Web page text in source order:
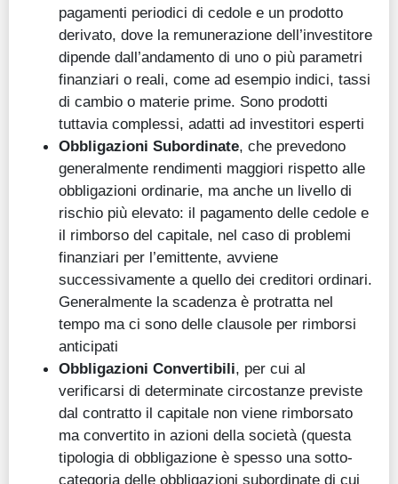
pagamenti periodici di cedole e un prodotto
derivato, dove la remunerazione dell’investitore
dipende dall’andamento di uno o più parametri
finanziari o reali, come ad esempio indici, tassi
di cambio o materie prime. Sono prodotti
tuttavia complessi, adatti ad investitori esperti
Obbligazioni Subordinate, che prevedono
generalmente rendimenti maggiori rispetto alle
obbligazioni ordinarie, ma anche un livello di
rischio più elevato: il pagamento delle cedole e
il rimborso del capitale, nel caso di problemi
finanziari per l’emittente, avviene
successivamente a quello dei creditori ordinari.
Generalmente la scadenza è protratta nel
tempo ma ci sono delle clausole per rimborsi
anticipati
Obbligazioni Convertibili, per cui al
verificarsi di determinate circostanze previste
dal contratto il capitale non viene rimborsato
ma convertito in azioni della società (questa
tipologia di obbligazione è spesso una sotto-
categoria delle obbligazioni subordinate di cui